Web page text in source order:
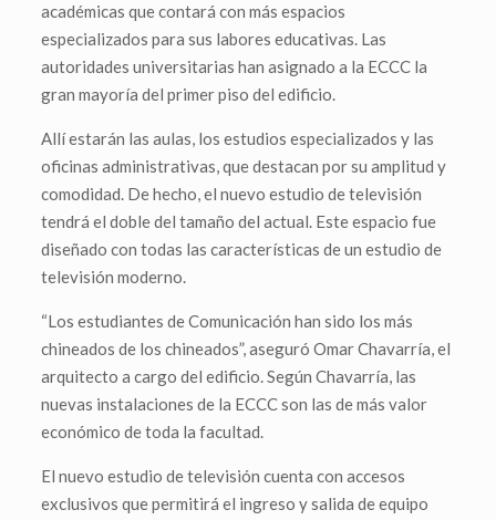
académicas que contará con más espacios
especializados para sus labores educativas. Las
autoridades universitarias han asignado a la ECCC la
gran mayoría del primer piso del edificio.
Allí estarán las aulas, los estudios especializados y las
oficinas administrativas, que destacan por su amplitud y
comodidad. De hecho, el nuevo estudio de televisión
tendrá el doble del tamaño del actual. Este espacio fue
diseñado con todas las características de un estudio de
televisión moderno.
“Los estudiantes de Comunicación han sido los más
chineados de los chineados”, aseguró Omar Chavarría, el
arquitecto a cargo del edificio. Según Chavarría, las
nuevas instalaciones de la ECCC son las de más valor
económico de toda la facultad.
El nuevo estudio de televisión cuenta con accesos
exclusivos que permitirá el ingreso y salida de equipo